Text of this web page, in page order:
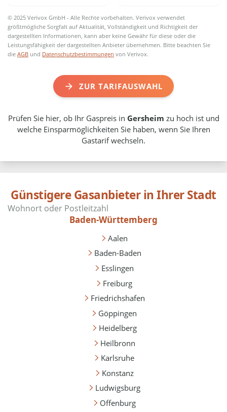
© 2025 Verivox GmbH - Alle Rechte vorbehalten. Verivox verwendet
größtmögliche Sorgfalt auf Aktualität, Vollständigkeit und Richtigkeit der
dargestellten Informationen, kann aber keine Gewähr für diese oder die
Leistungsfähigkeit der dargestellten Anbieter übernehmen. Bitte beachten Sie
dieAGB und Datenschutzbestimmungen von Verivox.
ZUR TARIFAUSWAHL
Prüfen Sie hier, ob Ihr Gaspreis in Gersheim zu hoch ist und
welche Einsparmöglichkeiten Sie haben, wenn Sie Ihren
Gastarif wechseln.
Günstigere Gasanbieter in Ihrer Stadt
Baden-Württemberg
Aalen
Baden-Baden
Esslingen
Freiburg
Friedrichshafen
Göppingen
Heidelberg
Heilbronn
Karlsruhe
Konstanz
Ludwigsburg
Offenburg